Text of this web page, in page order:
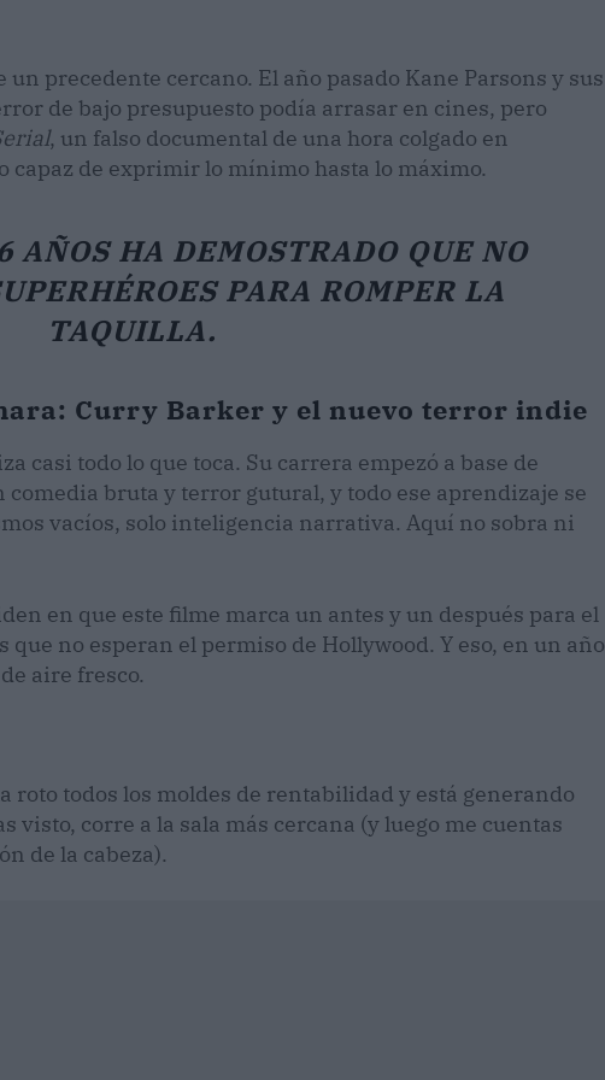
precedente cercano. El año pasado Kane Parsons y sus
de bajo presupuesto podía arrasar en cines, pero
, un falso documental de una hora colgado en
capaz de exprimir lo mínimo hasta lo máximo.
AÑOS HA DEMOSTRADO QUE NO
PARA ROMPER LA
TAQUILLA.
Curry Barker y el nuevo terror indie
casi todo lo que toca. Su carrera empezó a base de
comedia bruta y terror gutural, y todo ese aprendizaje se
vacíos, solo inteligencia narrativa. Aquí no sobra ni
en que este filme marca un antes y un después para el
que no esperan el permiso de Hollywood. Y eso, en un año
aire fresco.
roto todos los moldes de rentabilidad y está generando
visto, corre a la sala más cercana (y luego me cuentas
de la cabeza).